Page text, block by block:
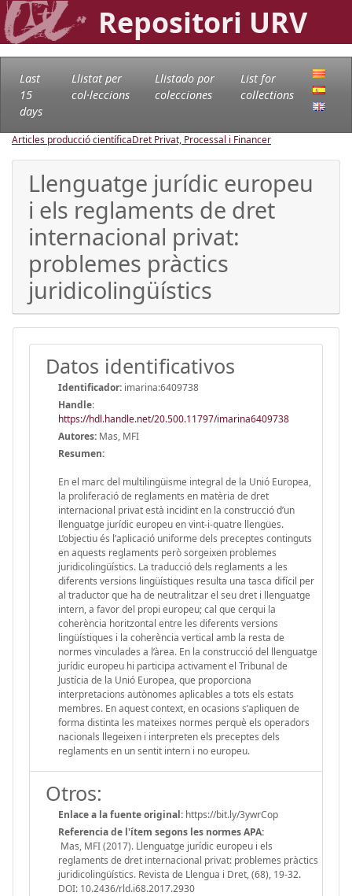
Repositori URV
Last
15
days
Llistat per
col·leccions
Llistado por
colecciones
List for
collections
Articles producció científicaDret Privat, Processal i Financer
Llenguatge jurídic europeu
i els reglaments de dret
internacional privat:
problemes pràctics
juridicolingüístics
Datos identificativos
Identificador: imarina:6409738
Handle:
https://hdl.handle.net/20.500.11797/imarina6409738
Autores: Mas, MFI
Resumen:
En el marc del multilingüisme integral de la Unió Europea,
la proliferació de reglaments en matèria de dret
internacional privat està incidint en la construcció d’un
llenguatge jurídic europeu en vint-i-quatre llengües.
L’objectiu és l’aplicació uniforme dels preceptes continguts
en aquests reglaments però sorgeixen problemes
juridicolingüístics. La traducció dels reglaments a les
diferents versions lingüístiques resulta una tasca difícil per
al traductor que ha de neutralitzar el seu dret i llenguatge
intern, a favor del propi europeu; cal que cerqui la
coherència horitzontal entre les diferents versions
lingüístiques i la coherència vertical amb la resta de
normes vinculades a l’àrea. En la construcció del llenguatge
jurídic europeu hi participa activament el Tribunal de
Justícia de la Unió Europea, que proporciona
interpretacions autònomes aplicables a tots els estats
membres. En aquest context, en ocasions s’apliquen de
forma distinta les mateixes normes perquè els operadors
nacionals llegeixen i interpreten els preceptes dels
reglaments en un sentit intern i no europeu.
Otros:
Enlace a la fuente original: https://bit.ly/3ywrCop
Referencia de l'ítem segons les normes APA:
Mas, MFI (2017). Llenguatge jurídic europeu i els
reglaments de dret internacional privat: problemes pràctics
juridicolingüístics. Revista de Llengua i Dret, (68), 19-32.
DOI: 10.2436/rld.i68.2017.2930